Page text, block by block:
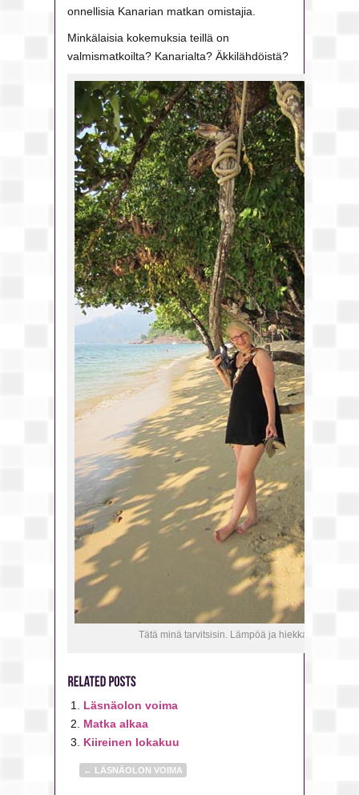
onnellisia Kanarian matkan omistajia.
Minkälaisia kokemuksia teillä on
valmismatkoilta? Kanarialta? Äkkilähdöistä?
Tätä minä tarvitsisin. Lämpöä ja hiekkaa.
Läsnäolon voima
Matka alkaa
Kiireinen lokakuu
← LÄSNÄOLON VOIMA